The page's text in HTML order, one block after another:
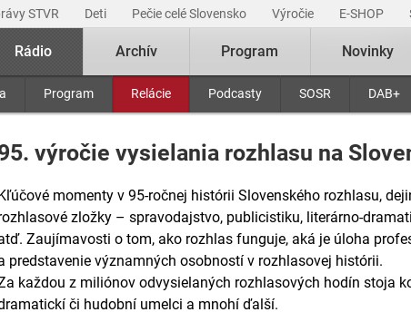
STVR Deti Pečie celé Slovensko Výročie E-SHOP
Rádio
Program Relácie Podcasty SOSR DAB+
Archív Program Novinky
výročie vysielania rozhlasu na
momenty v 95-ročnej histórii Slovenského rozhlasu,
zložky – spravodajstvo, publicistiku, literárno-
Zaujímavosti o tom, ako rozhlas funguje, aká je úloha
predstavenie významných osobností v rozhlasovej histórii.
každou z miliónov odvysielaných rozhlasových hodín stoja
či hudobní umelci a mnohí ďalší.